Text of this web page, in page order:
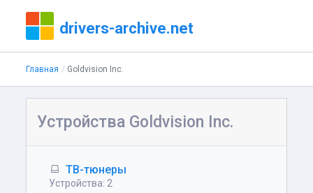
drivers-archive.net
Главная Goldvision Inc.
Устройства Goldvision Inc.
ТВ-тюнеры
Устройства: 2